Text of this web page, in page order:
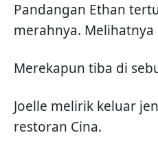
Pandangan Ethan
merahnya.
Merekapun tiba di
Joelle melirik keluar
restoran Cina.